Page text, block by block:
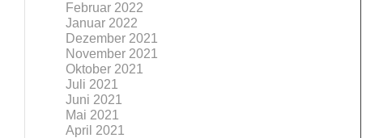
Februar 2022
Januar 2022
Dezember 2021
November 2021
Oktober 2021
Juli 2021
Juni 2021
Mai 2021
April 2021